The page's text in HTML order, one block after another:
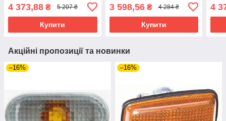
4 373,88 ₴ 5 207 ₴
Купити
3 598,56₴ 4 284 ₴
Купити
4
Акційні пропозиції та новинки
–16% –16%